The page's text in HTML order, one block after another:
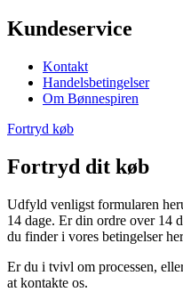
Kundeservice
Kontakt
Handelsbetingelser
Om Bønnespiren
Fortryd køb
Fortryd dit køb
Udfyld venligst formularen
14 dage. Er din ordre over 14
du finder i vores betingelser
Er du i tvivl om processen,
at kontakte os.